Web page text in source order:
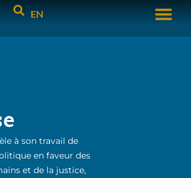
EN
à son travail de
en faveur des
et de la justice,